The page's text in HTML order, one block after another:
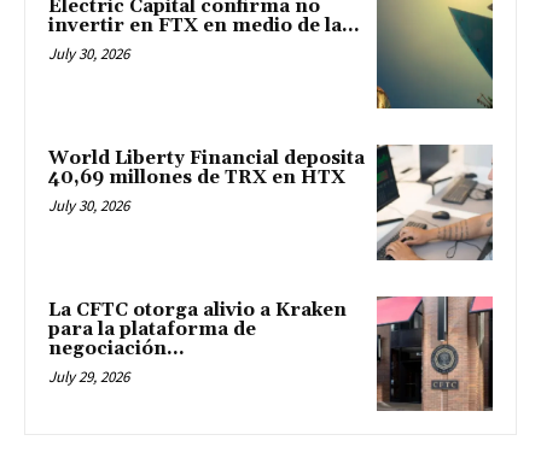
Electric Capital confirma no
invertir en FTX en medio de la...
July 30, 2026
World Liberty Financial deposita
40,69 millones de TRX en HTX
July 30, 2026
La CFTC otorga alivio a Kraken
para la plataforma de
negociación...
July 29, 2026